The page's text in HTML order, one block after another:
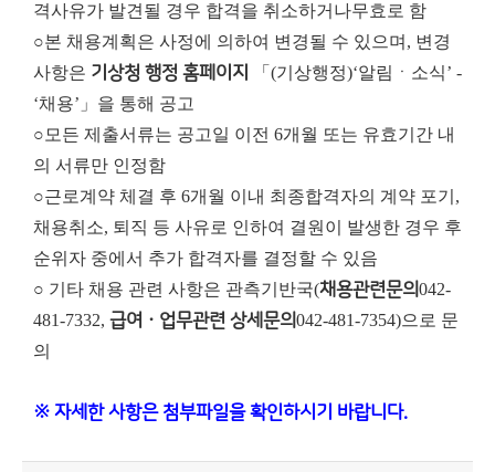
격사유가 발견될 경우 합격을 취소하거나무효로 함
○본 채용계획은 사정에 의하여 변경될 수 있으며, 변경
사항은 기상청 행정 홈페이지
「(기상행정)‘알림ㆍ소식’ -
‘채용’」을 통해 공고
○모든 제출서류는 공고일 이전 6개월 또는 유효기간 내
의 서류만 인정함
○근로계약 체결 후 6개월 이내 최종합격자의 계약 포기,
채용취소, 퇴직 등 사유로 인하여 결원이 발생한 경우 후
순위자 중에서 추가 합격자를 결정할 수 있음
○ 기타 채용 관련 사항은 관측기반국(채용관련문의042-
481-7332, 급여ㆍ업무관련 상세문의042-481-7354)으로 문
의
※ 자세한 사항은 첨부파일을 확인하시기 바랍니다.